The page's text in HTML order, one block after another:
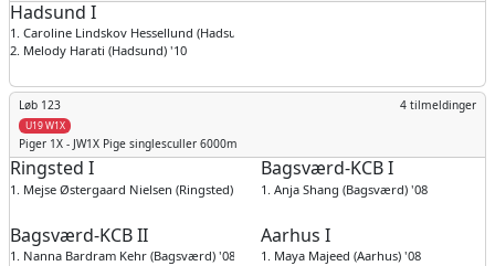
Hadsund I
1. Caroline Lindskov Hessellund (Hadsund) '08
2. Melody Harati (Hadsund) '10
Løb 123 4 tilmeldinger
U19 W1X
Piger 1X - JW1X Pige singlesculler 6000m
Ringsted I
1. Mejse Østergaard Nielsen (Ringsted) '08
Bagsværd-KCB I
1. Anja Shang (Bagsværd) '08
Bagsværd-KCB II
1. Nanna Bardram Kehr (Bagsværd) '08
Aarhus I
1. Maya Majeed (Aarhus) '08